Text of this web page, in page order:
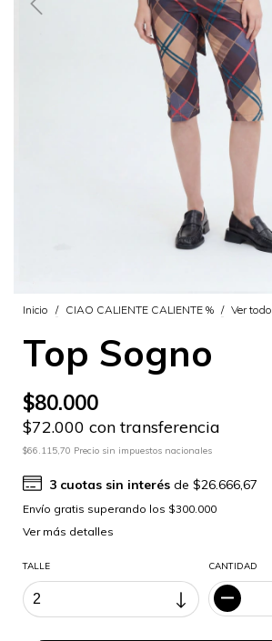
Inicio / CIAO CALIENTE CALIENTE % / Ver todo
Top Sogno
$80.000
$72.000 con transferencia
$66.115,70 Precio sin impuestos nacionales
3cuotas sin interésde $26.666,67
Ver más detalles
TALLE CANTIDAD